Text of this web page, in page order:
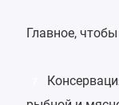
Главное,